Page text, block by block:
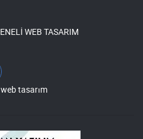
WEB TASARIM
tasarım